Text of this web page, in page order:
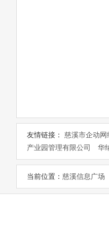
友情链接： 慈溪市企动网
产业园管理有限公司
华
当前位置： 慈溪信息广场